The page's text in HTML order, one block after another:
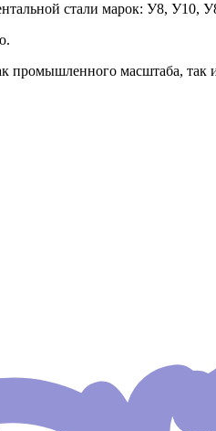
стали марок: У8, У10,
промышленного масштаба, так